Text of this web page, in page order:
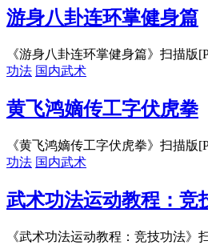
游身八卦连环掌健身篇
《游身八卦连环掌健身篇》扫描版
功法 国内武术
黄飞鸿嫡传工字伏虎拳
《黄飞鸿嫡传工字伏虎拳》扫描版
功法 国内武术
武术功法运动教程：竞
《武术功法运动教程：竞技功法》